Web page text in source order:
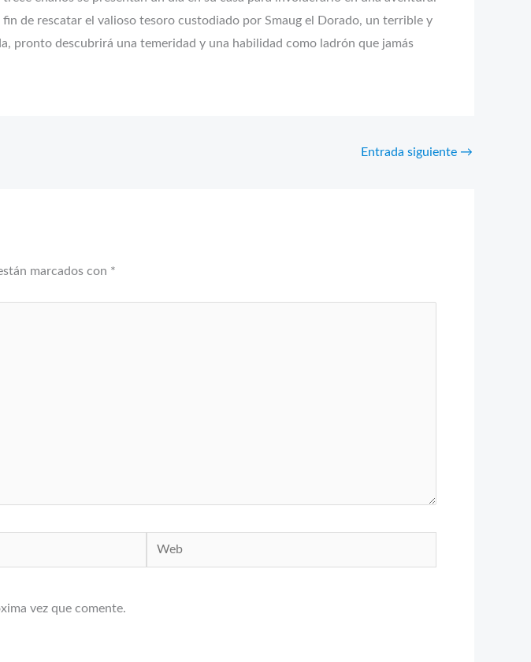
de rescatar el valioso tesoro custodiado por Smaug el Dorado, un terrible y
pronto descubrirá una temeridad y una habilidad como ladrón que jamás
Entrada siguiente →
marcados con *
Web
vez que comente.